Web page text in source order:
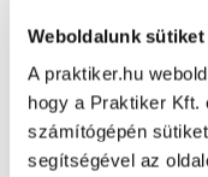
Weboldalunk sütiket
A praktiker.hu
hogy a Praktiker Kft.
számítógépén
segítségével az